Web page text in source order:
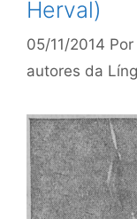
Herval)
05/11/2014 Por
autores da